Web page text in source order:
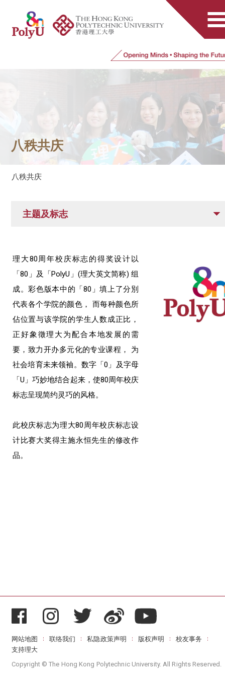
八秩共庆
八秩共庆
主题及标志
理大80周年校庆标志的得奖设计以
「80」及「PolyU」(理大英文简称) 组
成。彩色版本中的「80」填上了分別
代表各个学院的颜色， 而每种颜色所
佔位置与该学院的学生人数成正比，
正好象徵理大为配合本地发展的需
要，致力开办多元化的专业课程， 为
社会培育未来领袖。数字「0」及字母
「U」巧妙地结合起来，使80周年校庆
标志呈现简约灵巧的风格。
此校庆标志为理大80周年校庆标志设
计比赛大奖得主施永恒先生的修改作
品。
网站地图 联络我们 私隐政策声明 版权声明
校友事务
支持理大
Copyright © The Hong Kong Polytechnic University. All Rights Reserved.